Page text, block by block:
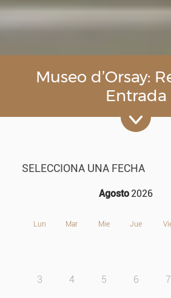
Museo d’Orsay:
Entrada
SELECCIONA UNA FECHA
Agosto 2026
Lun Mar Mie Jue
3 4 5 6 7